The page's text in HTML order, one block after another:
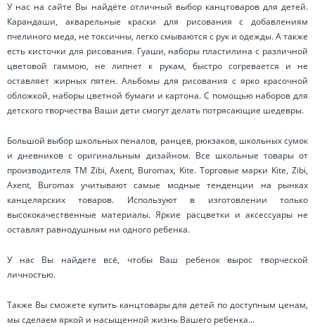
У нас на сайте Вы найдёте отличный выбор канцтоваров для детей.
Карандаши, акварельные краски для рисования с добавлениям
пчелиного меда, не токсичны, легко смываются с рук и одежды. А также
есть кисточки для рисования. Гуаши, наборы пластилина с различной
цветовой гаммою, не липнет к рукам, быстро согревается и не
оставляет жирных пятен. Альбомы для рисования с ярко красочной
обложкой, наборы цветной бумаги и картона. С помощью наборов для
детского творчества Ваши дети смогут делать потрясающие шедевры.
Большой выбор школьных пеналов, ранцев, рюкзаков, школьных сумок
и дневников с оригинальным дизайном. Все школьные товары от
производителя ТМ Zibi, Axent, Buromax, Kite. Торговые марки Kite, Zibi,
Axent, Buromax учитывают самые модные тенденции на рынках
канцелярских товаров. Используют в изготовлении только
высококачественные материалы. Яркие расцветки и аксессуары не
оставлят равнодушным ни одного ребенка.
У нас Вы найдете всё, чтобы Ваш ребенок вырос творческой
личностью.
Также Вы сможете купить канцтовары для детей по доступным ценам,
мы сделаем яркой и насыщенной жизнь Вашего ребенка...